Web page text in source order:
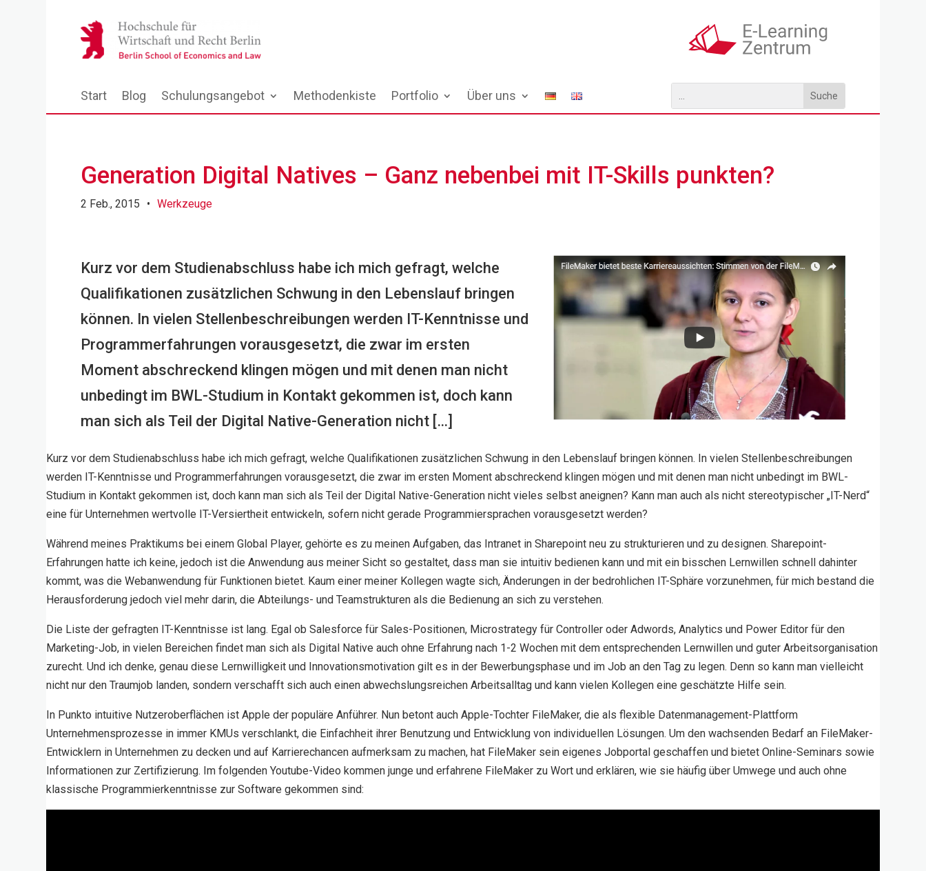
Start Blog Schulungsangebot Methodenkiste Portfolio Über uns
Generation Digital Natives – Ganz nebenbei mit IT-Skills punkten?
2 Feb., 2015 • Werkzeuge
Kurz vor dem Studienabschluss habe ich mich gefragt, welche
Qualifikationen zusätzlichen Schwung in den Lebenslauf bringen
können. In vielen Stellenbeschreibungen werden IT-Kenntnisse und
Programmerfahrungen vorausgesetzt, die zwar im ersten
Moment abschreckend klingen mögen und mit denen man nicht
unbedingt im BWL-Studium in Kontakt gekommen ist, doch kann
man sich als Teil der Digital Native-Generation nicht […]
Kurz vor dem Studienabschluss habe ich mich gefragt, welche Qualifikationen zusätzlichen Schwung in den Lebenslauf bringen können. In vielen Stellenbeschreibungen
werden IT-Kenntnisse und Programmerfahrungen vorausgesetzt, die zwar im ersten Moment abschreckend klingen mögen und mit denen man nicht unbedingt im BWL-
Studium in Kontakt gekommen ist, doch kann man sich als Teil der Digital Native-Generation nicht vieles selbst aneignen? Kann man auch als nicht stereotypischer „IT-Nerd“
eine für Unternehmen wertvolle IT-Versiertheit entwickeln, sofern nicht gerade Programmiersprachen vorausgesetzt werden?
Während meines Praktikums bei einem Global Player, gehörte es zu meinen Aufgaben, das Intranet in Sharepoint neu zu strukturieren und zu designen. Sharepoint-
Erfahrungen hatte ich keine, jedoch ist die Anwendung aus meiner Sicht so gestaltet, dass man sie intuitiv bedienen kann und mit ein bisschen Lernwillen schnell dahinter
kommt, was die Webanwendung für Funktionen bietet. Kaum einer meiner Kollegen wagte sich, Änderungen in der bedrohlichen IT-Sphäre vorzunehmen, für mich bestand die
Herausforderung jedoch viel mehr darin, die Abteilungs- und Teamstrukturen als die Bedienung an sich zu verstehen.
Die Liste der gefragten IT-Kenntnisse ist lang. Egal ob Salesforce für Sales-Positionen, Microstrategy für Controller oder Adwords, Analytics und Power Editor für den
Marketing-Job, in vielen Bereichen findet man sich als Digital Native auch ohne Erfahrung nach 1-2 Wochen mit dem entsprechenden Lernwillen und guter Arbeitsorganisation
zurecht. Und ich denke, genau diese Lernwilligkeit und Innovationsmotivation gilt es in der Bewerbungsphase und im Job an den Tag zu legen. Denn so kann man vielleicht
nicht nur den Traumjob landen, sondern verschafft sich auch einen abwechslungsreichen Arbeitsalltag und kann vielen Kollegen eine geschätzte Hilfe sein.
In Punkto intuitive Nutzeroberflächen ist Apple der populäre Anführer. Nun betont auch Apple-Tochter FileMaker, die als flexible Datenmanagement-Plattform
Unternehmensprozesse in immer KMUs verschlankt, die Einfachheit ihrer Benutzung und Entwicklung von individuellen Lösungen. Um den wachsenden Bedarf an FileMaker-
Entwicklern in Unternehmen zu decken und auf Karrierechancen aufmerksam zu machen, hat FileMaker sein eigenes Jobportal geschaffen und bietet Online-Seminars sowie
Informationen zur Zertifizierung. Im folgenden Youtube-Video kommen junge und erfahrene FileMaker zu Wort und erklären, wie sie häufig über Umwege und auch ohne
klassische Programmierkenntnisse zur Software gekommen sind: